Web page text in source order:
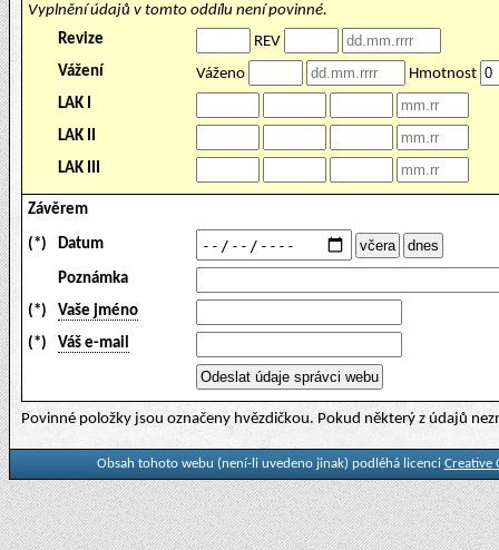
Vyplnění údajů v tomto oddílu není povinné.
Revize
REV
Vážení
Váženo
Hmotnost
LAK I
LAK II
LAK III
Závěrem
(*) Datum
Poznámka
(*)
Vaše jméno
(*)
Váš e-mail
Povinné položky jsou označeny hvězdičkou. Pokud některý z údajů
Obsah tohoto webu (není-li uvedeno jinak) podléhá licenci Creative